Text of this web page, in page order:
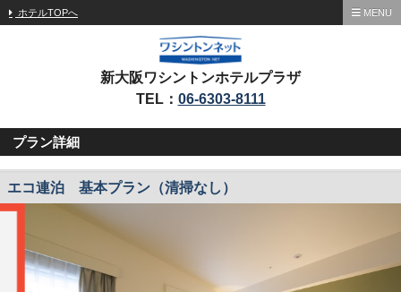
ホテルTOPへ MENU
新大阪ワシントンホテルプラザ
TEL： 06-6303-8111
プラン詳細
エコ連泊 基本プラン（清掃なし）